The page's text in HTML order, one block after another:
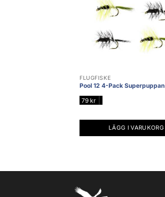
FLUGFISKE
Pool 12 4-Pack Superpuppan
79 kr
LÄGG I VARUKORG